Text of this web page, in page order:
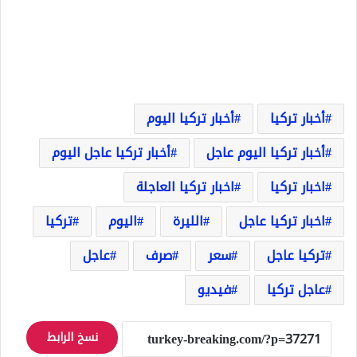
أخبار تركيا
أخبار تركيا اليوم
أخبار تركيا اليوم عاجل
أخبار تركيا عاجل اليوم
اخبار تركيا
اخبار تركيا العاجلة
اخبار تركيا عاجل
الليرة اليوم
تركيا
تركيا عاجل
سعر صرف
عاجل
عاجل تركيا
فيديو
نسخ الرابط